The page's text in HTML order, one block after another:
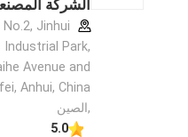
الشركة
No.2, Jinhui
Park,
Avenue and
Anhui, China
,الصين
5.0